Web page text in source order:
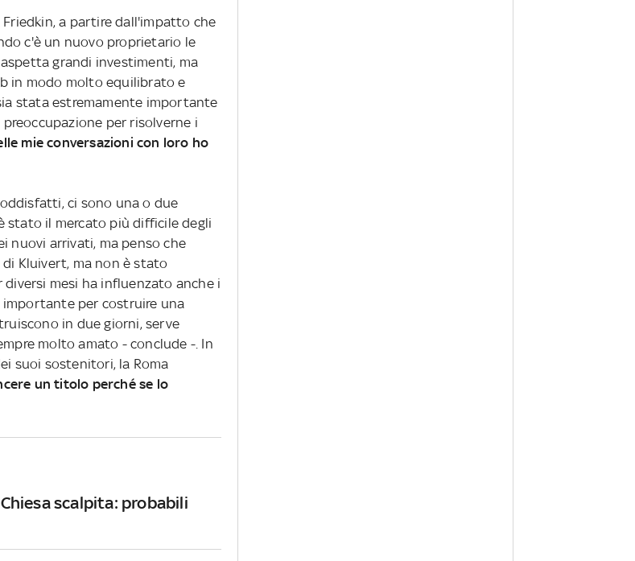
a partire dall'impatto che
c'è un nuovo proprietario le
grandi investimenti, ma
in modo molto equilibrato e
stata estremamente importante
per risolverne i
mie conversazioni con loro ho
ci sono una o due
stato il mercato più difficile degli
nuovi arrivati, ma penso che
Kluivert, ma non è stato
mesi ha influenzato anche i
per costruire una
in due giorni, serve
molto amato - conclude -. In
suoi sostenitori, la Roma
un titolo perché se lo
scalpita: probabili